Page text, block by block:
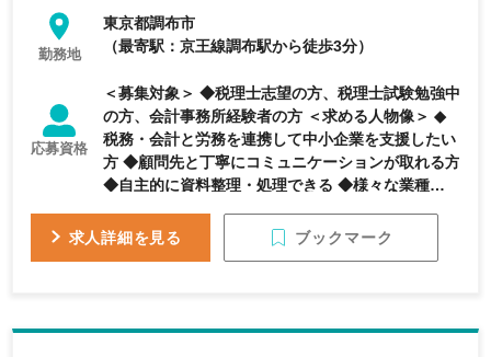
勤務地
東京都調布市
（最寄駅：京王線調布駅から徒歩3分）
応募資格
＜募集対象＞ ◆税理士志望の方、税理士試験勉強中
の方、会計事務所経験者の方 ＜求める人物像＞ ◆
税務・会計と労務を連携して中小企業を支援したい
方 ◆顧問先と丁寧にコミュニケーションが取れる方
◆自主的に資料整理・処理できる ◆様々な業種に興
本的な操作ができる。 ※ＴＫＣ若しくはfreeeソフ
求人詳細を見る ブックマーク